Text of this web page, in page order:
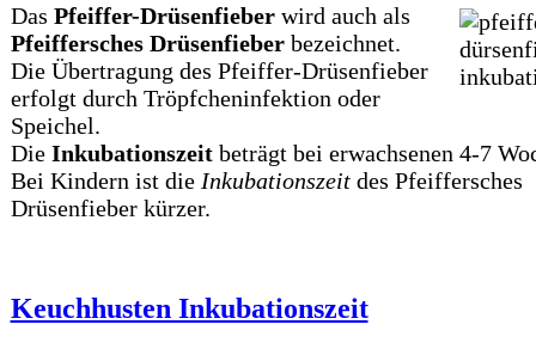
Das Pfeiffer-Drüsenfieberwird auch als
Pfeiffersches Drüsenfieberbezeichnet.
Die Übertragung des Pfeiffer-Drüsenfieber
erfolgt durch Tröpfcheninfektion oder
Speichel.
Die Inkubationszeitbeträgt bei erwachsenen 4-7
Bei Kindern ist die Inkubationszeitdes Pfeiffersches
Drüsenfieber kürzer.
Keuchhusten Inkubationszeit